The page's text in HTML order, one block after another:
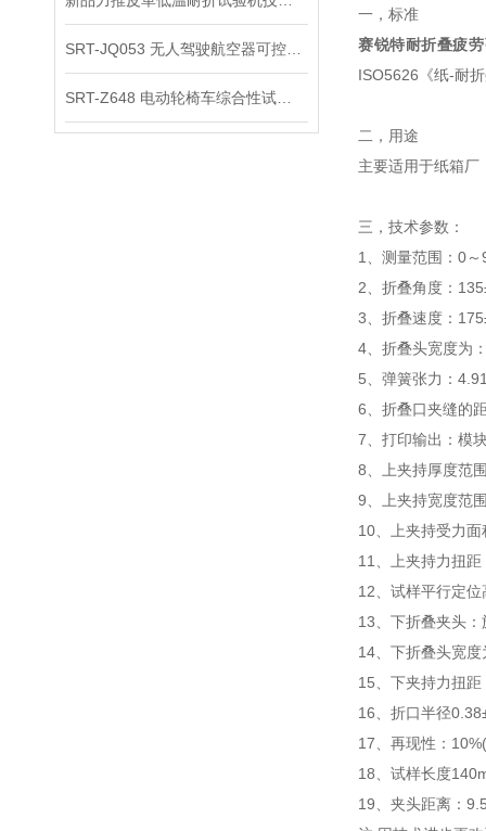
一，标准
赛锐特耐折叠疲
ISO5626 《纸-耐
二，用途
主要适用于纸箱厂
三， 技术参数：
1
、测量范围： 0～
2 、折叠角度：
3 、折叠速度：
4 、折叠头宽度为
5 、弹簧张力：
6 、折叠口夹缝的
7 、打印输出：模
8 、上夹持厚度范
9 、上夹持宽度范
10 、上夹持受力
11
、上夹持力扭距
12 、试样平行定
13 、下折叠夹头
14 、下折叠头宽
15 、下夹持力扭距
16 、折口半径
17 、再现性：
18 、试样长度
19 、夹头距离：